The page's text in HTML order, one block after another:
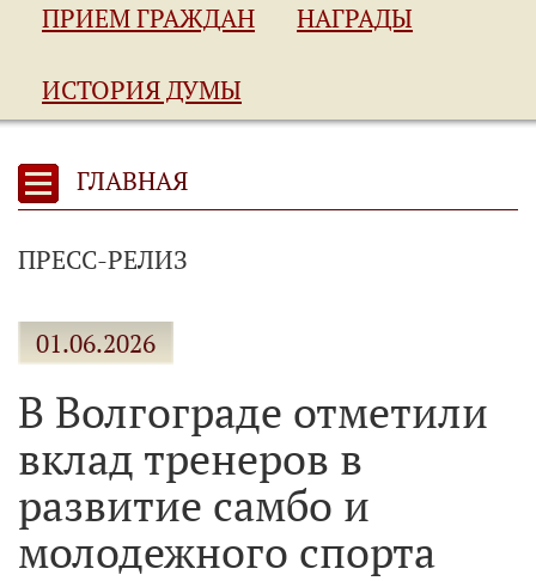
ПРИЕМ ГРАЖДАН НАГРАДЫ
ИСТОРИЯ ДУМЫ
ГЛАВНАЯ
ПРЕСС-РЕЛИЗ
01.06.2026
В Волгограде отметили
вклад тренеров в
развитие самбо и
молодежного спорта